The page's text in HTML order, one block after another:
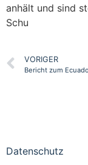
anhält und sind
Schu
VORIGER
Bericht zum
Datenschutz